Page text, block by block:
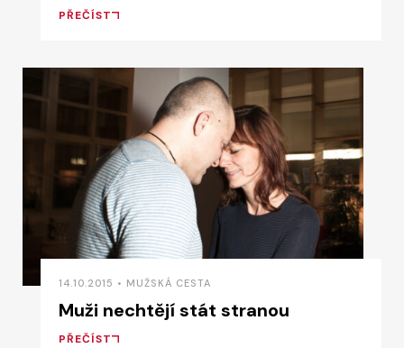
PŘEČÍST
14.10.2015 • MUŽSKÁ CESTA
Muži nechtějí stát stranou
PŘEČÍST